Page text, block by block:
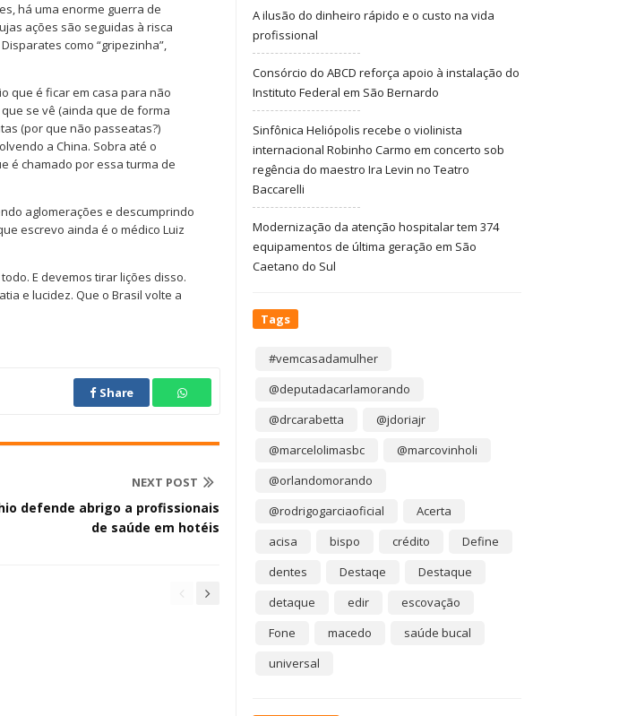
há uma enorme guerra de
ações são seguidas à risca
como “gripezinha”,
que é ficar em casa para não
se vê (ainda que de forma
(por que não passeatas?)
a China. Sobra até o
é chamado por essa turma de
aglomerações e descumprindo
escrevo ainda é o médico Luiz
E devemos tirar lições disso.
e lucidez. Que o Brasil volte a
Share
NEXT POST
defende abrigo a profissionais
de saúde em hotéis
A ilusão do dinheiro rápido e o custo na vida
profissional
Consórcio do ABCD reforça apoio à instalação do
Instituto Federal em São Bernardo
Sinfônica Heliópolis recebe o violinista
internacional Robinho Carmo em concerto sob
regência do maestro Ira Levin no Teatro
Baccarelli
Modernização da atenção hospitalar tem 374
equipamentos de última geração em São
Caetano do Sul
Tags
#vemcasadamulher
@deputadacarlamorando
@drcarabetta
@jdoriajr
@marcelolimasbc
@marcovinholi
@orlandomorando
@rodrigogarciaoficial
Acerta
acisa
bispo crédito
Define
dentes
Destaqe
Destaque
detaque
edir
escovação
Fone
macedo
saúde bucal
universal